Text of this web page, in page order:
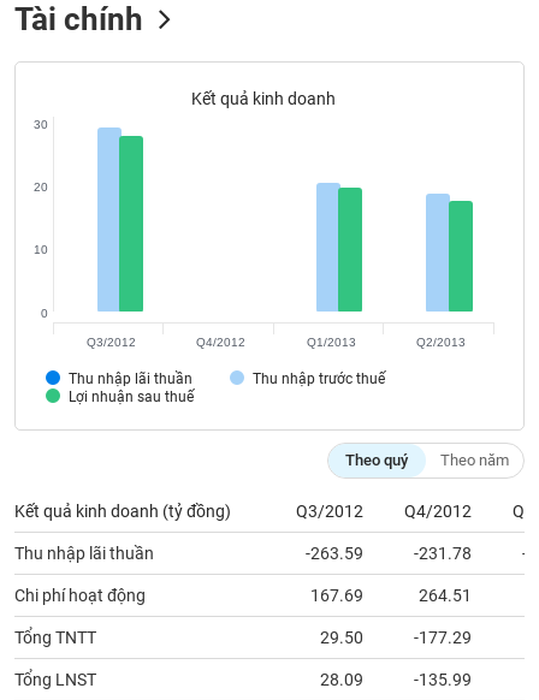
Tài chính
Kết quả kinh doanh
Thu nhập lãi thuần
Thu nhập trước thuế
Lợi nhuận sau thuế
0
10
20
30
Q3/2012 Q4/2012 Q1/2013 Q2/2013
Theo quý Theo năm
Kết quả kinh doanh (tỷ đồng) Q3/2012 Q4/2012
Thu nhập lãi thuần -263.59 -231.78 -
Chi phí hoạt động 167.69 264.51
Tổng TNTT 29.50 -177.29
Tổng LNST 28.09 -135.99
TRUYỀN
ÍCH
BẤT
ĐỘNG
SẢN
Mã
Tất cả Cổ phiếu Chỉ số Chứng chỉ quỹ Chứng
Lãnh
đạo
(-)
Tất cả Người liên quan Cổ đông lớn